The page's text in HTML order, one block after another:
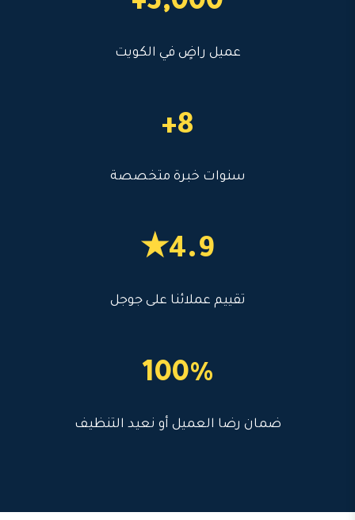
عميل راضٍ في الكويت
8+
سنوات خبرة متخصصة
4.9★
تقييم عملائنا على جوجل
100%
ضمان رضا العميل أو نعيد التنظيف